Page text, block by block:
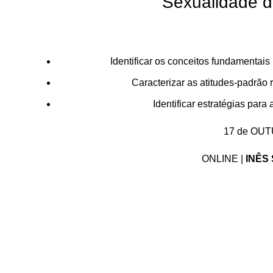
Identificar os conceitos
Caracterizar as atitudes-padrão
Identificar estratégias para
17 de
ONLINE |